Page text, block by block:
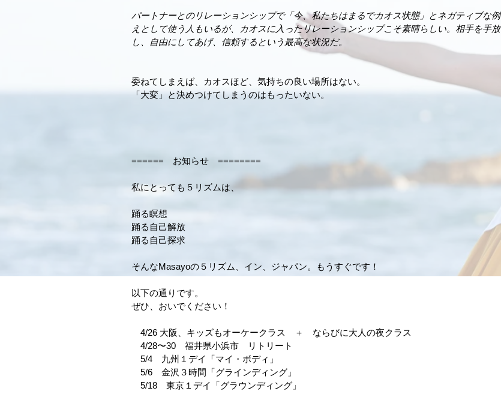
パートナーとのリレーションシップで「今、私たちはまるでカオス状態」とネガティブな例
えとして使う人もいるが、カオスに入ったリレーションシップこそ素晴らしい。相手を手放
し、自由にしてあげ、信頼するという最高な状況だ。
委ねてしまえば、カオスほど、気持ちの良い場所はない。
「大変」と決めつけてしまうのはもったいない。
======　お知らせ　========
私にとっても５リズムは、
踊る瞑想
踊る自己解放
踊る自己探求
そんなMasayoの５リズム、イン、ジャパン。もうすぐです！
以下の通りです。
ぜひ、おいでください！
4/26 大阪、キッズもオーケークラス　＋　ならびに大人の夜クラス
4/28〜30　福井県小浜市　リトリート
5/4　九州１デイ「マイ・ボディ」
5/6　金沢３時間「グラインディング」
5/18　東京１デイ「グラウンディング」